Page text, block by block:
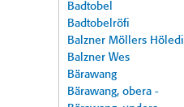
Badtobel
Badtobelröfi
Balzner Möllers Höledi
Balzner Wes
Bärawang
Bärawang, obera -